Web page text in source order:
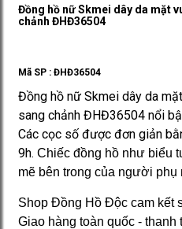
Đồng hồ nữ Skmei dây da mặt
chảnh ĐHĐ36504
Mã SP : ĐHĐ36504
Đồng hồ nữ Skmei dây da
sang chảnh ĐHĐ36504 nổi
Các cọc số được đơn giản
9h. Chiếc đồng hồ như biểu
mẽ bên trong của người phụ
Shop Đồng Hồ Độc cam kết
Giao hàng toàn quốc - thanh